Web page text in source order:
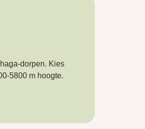
dorpen. Kies
5800 m hoogte.